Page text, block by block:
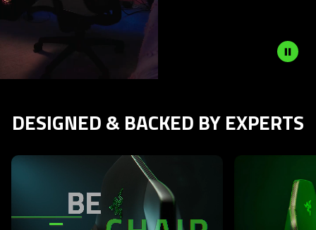
DESIGNED & BACKED BY EXPERTS
This is a carousel with highlighted items. Use the Previous and